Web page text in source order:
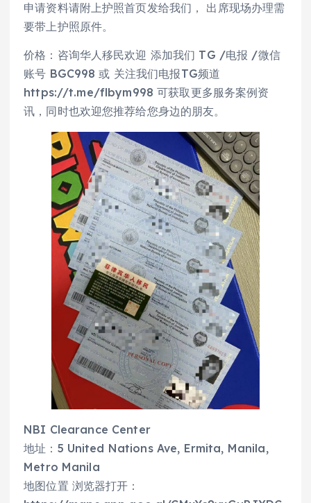
申请资料请附上护照首页发给我们， 出席现场办理需
要带上护照原件。
价格：咨询华人移民欢迎 添加我们 TG /电报 /微信
账号 BGC998 或 关注我们电报TG频道
https://t.me/flbym998 可获取更多服务案例资
讯，同时也欢迎您推荐给您身边的朋友。
NBI Clearance Center
地址：5 United Nations Ave, Ermita, Manila,
Metro Manila
地图位置 浏览器打开：